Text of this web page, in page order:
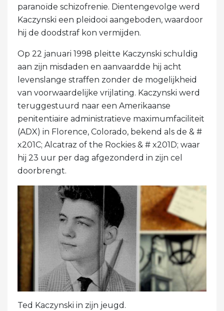
paranoïde schizofrenie. Dientengevolge werd
Kaczynski een pleidooi aangeboden, waardoor
hij de doodstraf kon vermijden.
Op 22 januari 1998 pleitte Kaczynski schuldig
aan zijn misdaden en aanvaardde hij acht
levenslange straffen zonder de mogelijkheid
van voorwaardelijke vrijlating. Kaczynski werd
teruggestuurd naar een Amerikaanse
penitentiaire administratieve maximumfaciliteit
(ADX) in Florence, Colorado, bekend als de & #
x201C; Alcatraz of the Rockies & # x201D; waar
hij 23 uur per dag afgezonderd in zijn cel
doorbrengt.
Ted Kaczynski in zijn jeugd.